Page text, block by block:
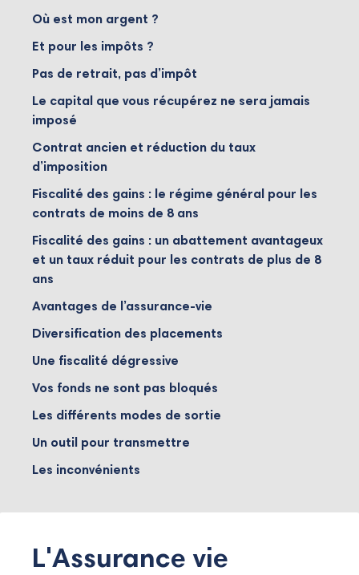
Où est mon argent ?
Et pour les impôts ?
Pas de retrait, pas d’impôt
Le capital que vous récupérez ne sera jamais
imposé
Contrat ancien et réduction du taux
d’imposition
Fiscalité des gains : le régime général pour les
contrats de moins de 8 ans
Fiscalité des gains : un abattement avantageux
et un taux réduit pour les contrats de plus de 8
ans
Avantages de l’assurance-vie
Diversification des placements
Une fiscalité dégressive
Vos fonds ne sont pas bloqués
Les différents modes de sortie
Un outil pour transmettre
Les inconvénients
L'Assurance vie